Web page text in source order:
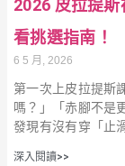
2026 皮拉提
看挑選指南！
6 5 月, 2026
第一次上皮拉提斯
嗎？」「赤腳不是
發現有沒有穿「止
深入閱讀>>